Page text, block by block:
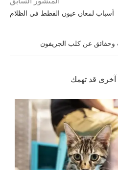
أسباب لمعان عيون القطط في الظلام
عن كلب الجريفون
قد تهمك